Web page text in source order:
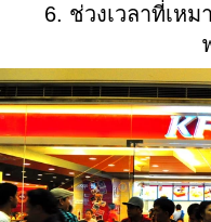
6. ช่วงเวลาที่เห